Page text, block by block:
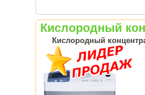
Кислородный
Кислородный